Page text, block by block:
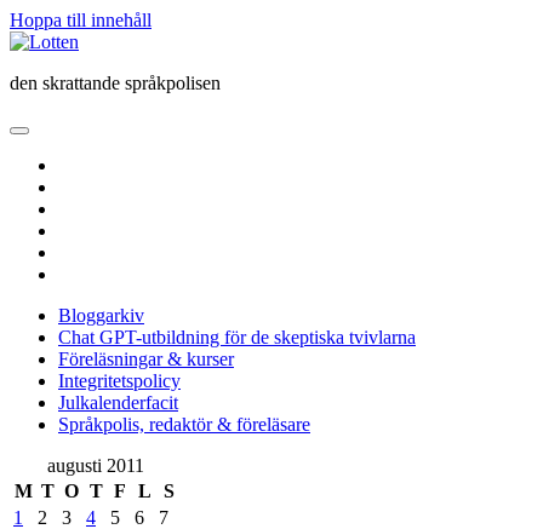
Hoppa till innehåll
Lotten
den skrattande språkpolisen
öppna
meny
Bloggarkiv
Chat GPT-utbildning för de skeptiska tvivlarna
Föreläsningar & kurser
Integritetspolicy
Julkalenderfacit
Språkpolis, redaktör & föreläsare
Sidopanel
augusti 2011
M T O T F L
S
1
2 3 4 5 6
7